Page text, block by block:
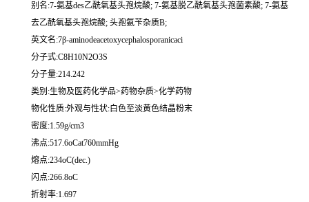
别名:7-氨基des乙酰氧基头孢烷酸; 7-氨基脱乙酰氧基头孢菌素酸; 7-氨基
去乙酰氧基头孢烷酸; 头孢氨苄杂质B;
英文名:7β-aminodeacetoxycephalosporanicaci
分子式:C8H10N2O3S
分子量:214.242
类别:生物及医药化学品>药物杂质>化学药物
物化性质:外观与性状:白色至淡黄色结晶粉末
密度:1.59g/cm3
沸点:517.6oCat760mmHg
熔点:234oC(dec.)
闪点:266.8oC
折射率:1.697